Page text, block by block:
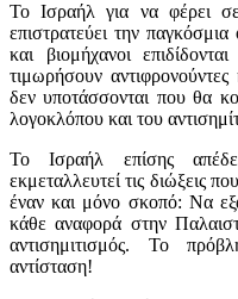
Το Ισραήλ για να φέρει
επιστρατεύει την
και βιομήχανοι
τιμωρήσουν
δεν υποτάσσονται που θα
λογοκλόπου και του
Το Ισραήλ επίσης
εκμεταλλευτεί τις διώξεις
έναν και μόνο σκοπό: Να
κάθε αναφορά στην
αντισημιτισμός. Το
αντίσταση!